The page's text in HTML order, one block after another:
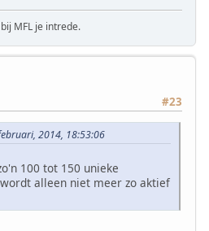
MFL je intrede.
#23
2014, 18:53:06
100 tot 150 unieke
alleen niet meer zo aktief